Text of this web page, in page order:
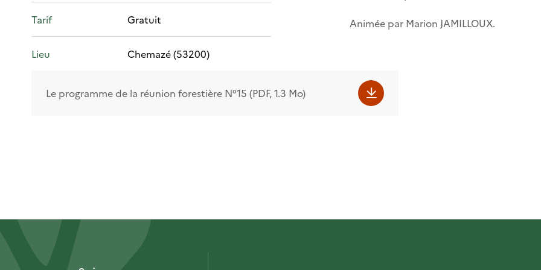
Tarif Gratuit
Lieu Chemazé (53200)
Animée par Marion JAMILLOUX.
Le programme de la réunion forestière N°15 (PDF, 1.3 Mo)